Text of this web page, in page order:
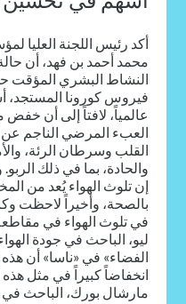
أكد رئيس اللجنة العليا
محمد أحمد بن فهد، أن
النشاط البشري المؤقت
فيروس كورونا المستجد،
عالمياً، لافتاً إلى أن
العبء المرضي الناجم
القلب وسرطان الرئة،
والحادة، بما في ذلك
إن تلوث الهواء يُعد من
بالصحة، وأخيراً لاحظت
في تلوث الهواء في
ليو، الباحث في جودة
الفضاء» في «ناسا» أن هذه
انخفاضاً كبيراً في مثل
مارشال بورك، الباحث